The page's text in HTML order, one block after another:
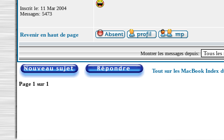
Inscrit le: 11 Mar 2004
Messages: 5473
Revenir en haut de page
Montrer les messages depuis:
Tout sur les MacBook Index
Page 1 sur 1